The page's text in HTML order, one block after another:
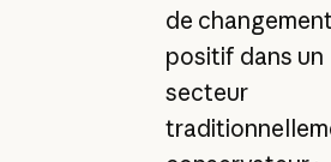
de changement
positif dans un
secteur